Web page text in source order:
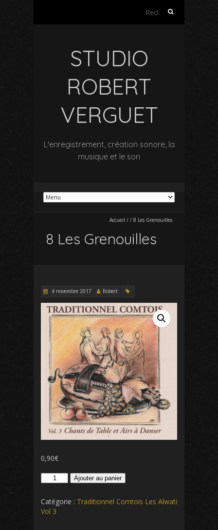
Rechercher :
STUDIO
ROBERT
VERGUET
L'enregistrement, création sonore, la
musique et le son
Accueil / / 8 Les Grenouilles
8 Les Grenouilles
4 novembre 2017 Robert
0,90€
quantité
8
Les
Ajouter au panier
Catégorie : Traditionnel Comtois Les Alwati
Vol 3